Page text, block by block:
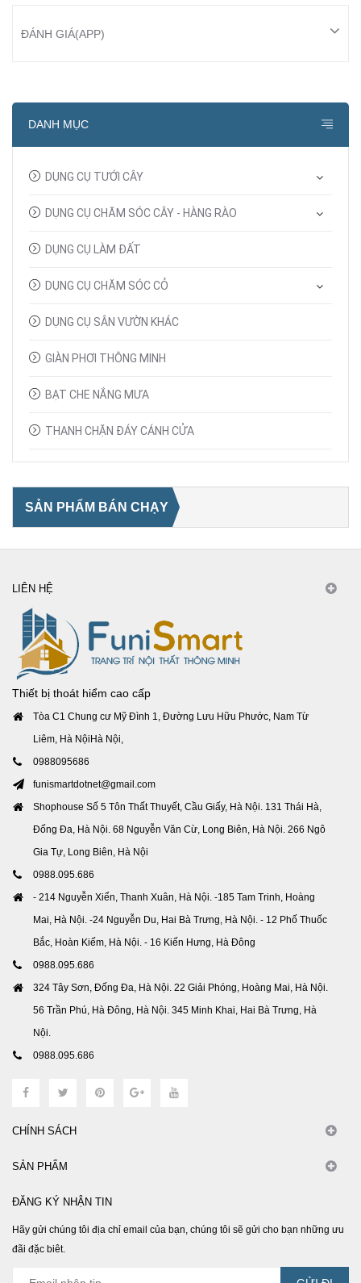
DANH MỤC
DỤNG CỤ TƯỚI CÂY
DỤNG CỤ CHĂM SÓC CÂY - HÀNG RÀO
DỤNG CỤ LÀM ĐẤT
DỤNG CỤ CHĂM SÓC CỎ
DỤNG CỤ SÂN VƯỜN KHÁC
GIÀN PHƠI THÔNG MINH
BẠT CHE NẮNG MƯA
THANH CHẶN ĐÁY CÁNH CỬA
SẢN PHẨM BÁN CHẠY
ĐÁNH GIÁ(APP)
LIÊN HỆ
Thiết bị thoát hiểm cao cấp
Tòa C1 Chung cư Mỹ Đình 1, Đường Lưu Hữu Phước, Nam Từ
Liêm, Hà NộiHà Nội,
0988095686
funismartdotnet@gmail.com
Shophouse Số 5 Tôn Thất Thuyết, Cầu Giấy, Hà Nội. 131 Thái Hà,
Đống Đa, Hà Nội. 68 Nguyễn Văn Cừ, Long Biên, Hà Nội. 266 Ngô
Gia Tự, Long Biên, Hà Nội
0988.095.686
- 214 Nguyễn Xiển, Thanh Xuân, Hà Nội. -185 Tam Trinh, Hoàng
Mai, Hà Nội. -24 Nguyễn Du, Hai Bà Trưng, Hà Nội. - 12 Phố Thuốc
Bắc, Hoàn Kiếm, Hà Nội. - 16 Kiến Hưng, Hà Đông
0988.095.686
324 Tây Sơn, Đống Đa, Hà Nội. 22 Giải Phóng, Hoàng Mai, Hà Nội.
56 Trần Phú, Hà Đông, Hà Nội. 345 Minh Khai, Hai Bà Trưng, Hà
Nội.
0988.095.686
CHÍNH SÁCH
SẢN PHẨM
ĐĂNG KÝ NHẬN TIN
Hãy gửi chúng tôi địa chỉ email của bạn, chúng tôi sẽ gửi cho bạn những ưu
đãi đặc biêt.